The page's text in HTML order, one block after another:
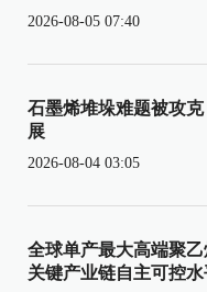
2026-08-05 07:40
石墨烯堆垛难题被攻
展
2026-08-04 03:05
全球单产最大高端聚
关键产业链自主可控水